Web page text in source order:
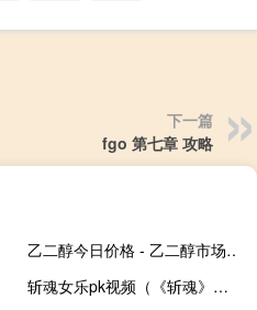
下一篇
fgo 第七章 攻略
乙二醇今日价格 - 乙二醇市场最新价格
斩魂女乐pk视频（《斩魂》之玩家分享女乐刷图加点方法视频）